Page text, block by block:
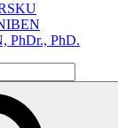
PhDr., PhD.